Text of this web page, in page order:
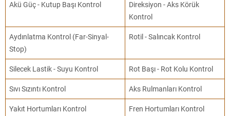
Akü Güç - Kutup Başı Kontrol
Direksiyon - Aks Körük
Kontrol
Aydınlatma Kontrol (Far-Sinyal-
Stop)
Rotil - Salıncak Kontrol
Silecek Lastik - Suyu Kontrol Rot Başı - Rot Kolu Kontrol
Sıvı Sızıntı Kontrol Aks Rulmanları Kontrol
Yakıt Hortumları Kontrol Fren Hortumları Kontrol